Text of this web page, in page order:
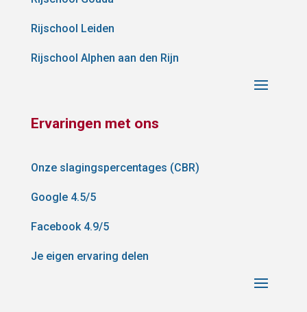
Rijschool Leiden
Rijschool Alphen aan den Rijn
Ervaringen met ons
Onze slagingspercentages (CBR)
Google 4.5/5
Facebook 4.9/5
Je eigen ervaring delen